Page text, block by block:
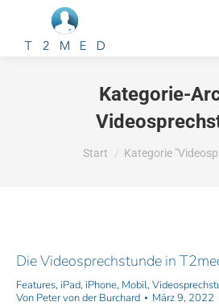
Kategorie-
Sie befinden sich
Start Kategorie
Die Videosprechstunde in
Features, iPad, iPhone, Mobil,
Von Peter von der Burchard März 9, 2022